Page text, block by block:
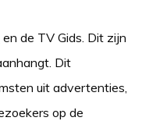
en de TV Gids. Dit zijn
Dit
uit advertenties,
op de